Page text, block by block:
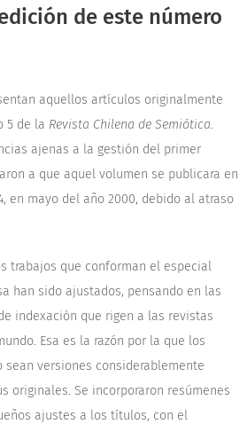
de este número
aquellos artículos originalmente
5 de la Revista Chilena de Semiótica.
ajenas a la gestión del primer
a que aquel volumen se publicara en
en mayo del año 2000, debido al atraso
trabajos que conforman el especial
han sido ajustados, pensando en las
indexación que rigen a las revistas
Esa es la razón por la que los
sean versiones considerablemente
originales. Se incorporaron resúmenes
ajustes a los títulos, con el